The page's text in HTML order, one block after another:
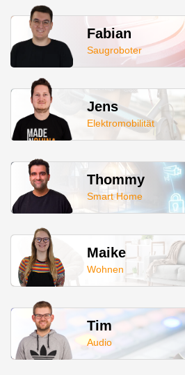
Fabian
Saugroboter
Jens
Elektromobilität
Thommy
Smart Home
Maike
Wohnen
Tim
Audio